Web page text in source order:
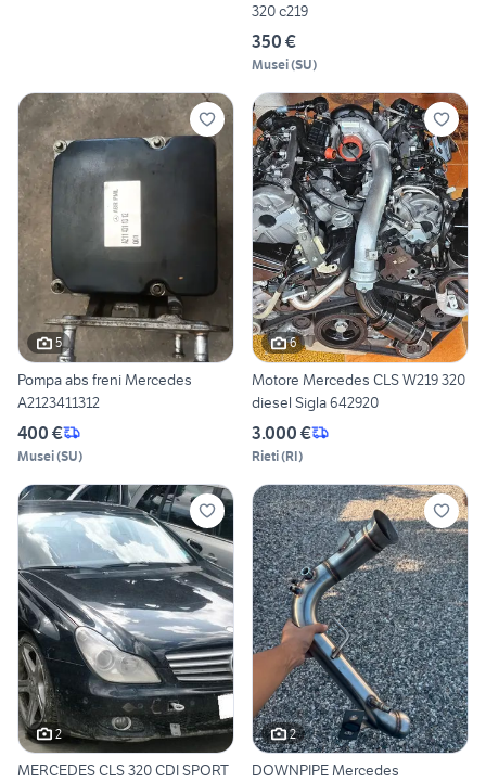
320 c219
350 €
Musei(SU)
5
Pompa abs freni Mercedes
A2123411312
400 €
Musei(SU)
6
Motore Mercedes CLS W219 320
diesel Sigla 642920
3.000 €
Rieti(RI)
2
MERCEDES CLS 320 CDI SPORT
2
DOWNPIPE Mercedes